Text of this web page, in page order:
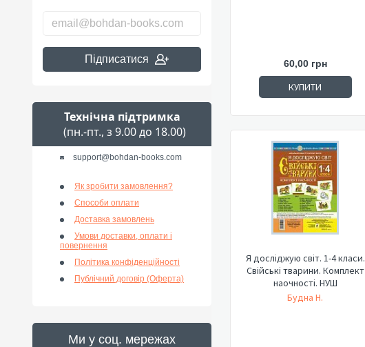
Підписатися
Технічна підтримка
(пн.-пт., з 9.00 до 18.00)
support@bohdan-books.com
Як зробити замовлення?
Способи оплати
Доставка замовлень
Умови доставки, оплати і
повернення
Політика конфіденційності
Публічний договір (Оферта)
Ми у соц. мережах
60,00 грн
КУПИТИ
Я досліджую світ. 1-4 класи.
Свійські тварини. Комплект
наочності. НУШ
Будна Н.